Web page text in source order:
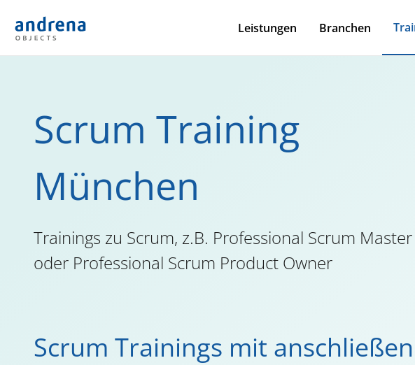
Leistungen Branchen
Scrum Training
München
Trainings zu Scrum, z.B. Professional Scrum Master
oder Professional Scrum Product Owner
Scrum Trainings mit